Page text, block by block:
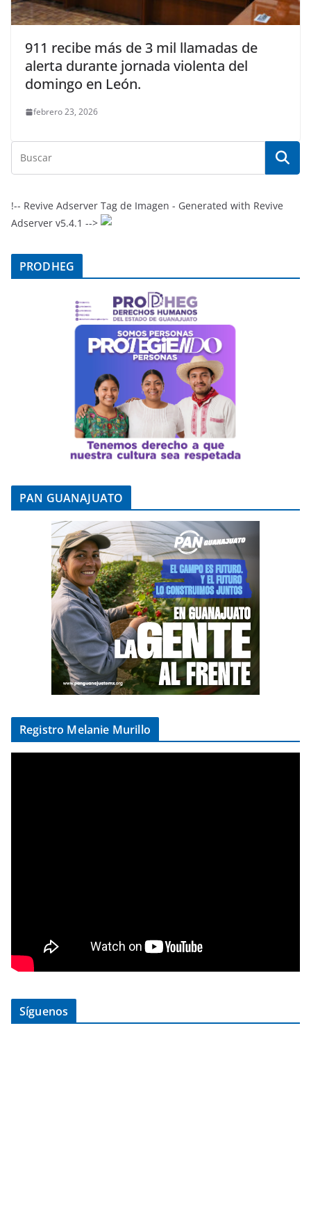
911 recibe más de 3 mil llamadas de
alerta durante jornada violenta del
domingo en León.
febrero 23, 2026
!-- Revive Adserver Tag de Imagen - Generated with Revive
Adserver v5.4.1 -->
PRODHEG
PAN GUANAJUATO
Registro Melanie Murillo
Síguenos